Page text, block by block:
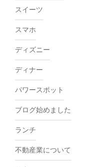
スイーツ
スマホ
ディズニー
ディナー
パワースポット
ブログ始めました
ランチ
不動産業について